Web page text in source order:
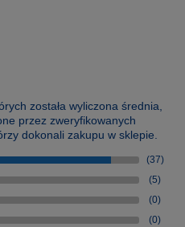
została wyliczona średnia,
przez zweryfikowanych
dokonali zakupu w sklepie.
(37)
(5)
(0)
(0)